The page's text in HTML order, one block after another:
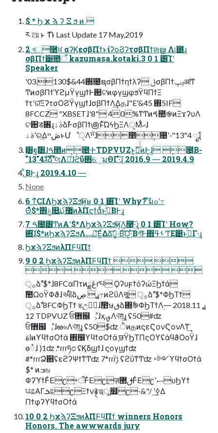
$ * Ϧ χ ϡ ʔ Ξ ϧ ͷ 
ཪ ଆ ͱ ޮ Ռ Last Update 17 May,2019
2 খ୍࿨ਖ਼ αʔϏεσβΠϯͱίʔϙϨʔτσβΠϯશൠ Λ୲౰ɻ
σβΠϯ੹೚ऀ kazumasa.kotaki.3 0 1 ͸͡Ίʹ
Speaker
'03.130$&44΍೔ຊσβΠϯηϯλʔ ݪσβΠϯݚڀॴͳ
ͲͷσβΠϯϓϩμΫγϣϯͰ਺ଟ͘ͷφγϣφϧΫϥΠϯΞ
ϯτʹର͠ΞʔτσΟϨΫγϣϯɺσβΠϯΛ͢Δதɺ"E'&45 ΍5IF
8FCCZ "XBSETɺ'8" 40%ͳͲͷࠃ಺֎ͷΞϫʔυΛ
ଟ਺ड৆ɻࣄۀձࣾͰσβΠϯ౷ׅͱͯ͠ΩϟϦΞΛੵΜͩޙɺ
ࣄۀʹର͢ΔڞײͱՄೳੑΛײ͡ɺ೥݄೔ʹ-"13"4 ೖࣾɻ
࣮͸ฐࣾ͸ɺࠓ೥ͷ݄೔·ͰTDPVUZͱ͍͏໊ࣾͩͬͨͷͰ͕͢ɺ ݄೔͔Β-
"13"4גࣜձࣾʹ໊લΛม͑ͯɺϩΰ΋େ͖͘มΘΓ·ͨ͠ɻ 2016.9 ― 2019.4.9
ͪ͜ΒͰ͢ɻ 2019.4.10 ―
None
6 ͳͥCIΛϦχϡʔΞϧͨ͠ͷ͔ʁ 0 1 ͸͡Ίʹ Why? ໊ࣾมߋʹ߹
Θͤͯ$*΋ݟ௚͢ઈ޷ͷλΠϛϯάͩͱߟ͔͑ͨΒͰ͢ɻ
7 ࠓ೔͸ͲͷΑ͏ʹ$*ΛϦχϡʔΞϧͨ͠ͷ͔Λ͓࿩͠͠·͢ɻ 0 1 ͸͡Ίʹ How?
΋͠ɺ$*ͷϦχϡʔΞϧΛݕ౼͞Ε͍ͯΔձࣾ͞·͕͍Βͬ͠Ό͍·ͨ͠Βগ͠Ͱ΋ࢀߟʹͳΕ͹ͱࢥ͓ͬͯΓ·͢ɻ
ϦχϡʔΞϧͷλΠϜϥΠϯ
9 0 2 ϦχϡʔΞϧͷλΠϜϥΠϯ  
   
੍࡞ձࣾʹ$*ɺ8FCαΠτͷڠྗґཔ ϘʔυϝϯόʔώΞϦϯά
ࣾ಺ΩοΫΦϑɺઆ໌ձ࣮ࢪ ڝ߹ͷϩΰΛऩू ੍࡞ձࣾʹ$*ΦϦΤϯ
੍࡞ձࣾʹ8FCΦϦΤϯ ४උظؒɺࣾ಺ษڧձ΍ࣾ֎ΦϦΤϯΛ࣮ࢪ 2018.11 ―
12 TDPVUZ ਓ޻஌ೳ͕ɺҳࡐΛ୳͠ग़͢ɻ ʢ50#ʣ
ਓ޻஌ೳ͕ɺఱ৬Λ୳͠ग़͢ɻ ʢ50$ʣ ੈͷதͷϛεϚονϚονΛͳ͘͢
اۀͷϒϥϯσΟϯά ঎඼ϒϥϯσΟϯά ֤छΫϦΤΠςΟϒʢάϥϑΟοΫɺ
ө૾ɺ )1ʣ .*ɾɾɾཧ೦ ʢϏδϣϯɺ ϛογϣϯʣ
#*ɾɾɾՁ஋ʢεϩʔΨϯͳͲʣ 7*ɾɾɾࢹ֮ ʢϩΰͳͲʣ ࠾༻ϒϥϯσΟϯά
$* ͷߏங
ΦʔϓϯͰ͋Εʗֵ৽ऀͰ͋Εʗٕज़ࢦ޲Ͱ͋Εʗސ٬υϦϒϯ
ਪଌΑΓܭଌʗΞϯν࿑ಇू໿ʗ-&"/ ʹ࣮ߦ͢Δ
ΠϯφʔϒϥϯσΟϯά
10 0 2 ϦχϡʔΞϧͷλΠϜϥΠϯ winners Honors
Honors. The awwwards jury